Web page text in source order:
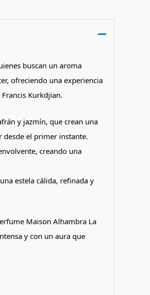
buscan un aroma
ofreciendo una experiencia
Kurkdjian.
y jazmín, que crean una
desde el primer instante.
creando una
estela cálida, refinada y
Maison Alhambra La
y con un aura que